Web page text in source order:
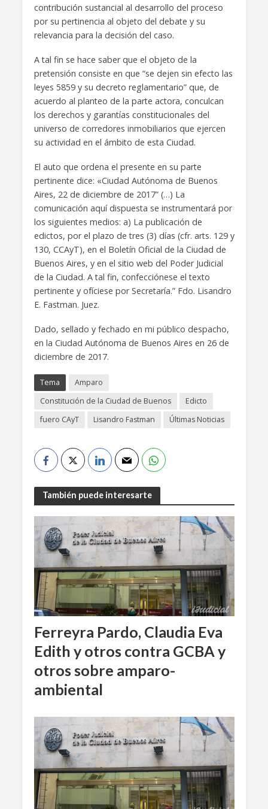
contribución sustancial al desarrollo del proceso
por su pertinencia al objeto del debate y su
relevancia para la decisión del caso.
A tal fin se hace saber que el objeto de la
pretensión consiste en que “se dejen sin efecto las
leyes 5859 y su decreto reglamentario” que, de
acuerdo al planteo de la parte actora, conculcan
los derechos y garantías constitucionales del
universo de corredores inmobiliarios que ejercen
su actividad en el ámbito de esta Ciudad.
El auto que ordena el presente en su parte
pertinente dice: «Ciudad Autónoma de Buenos
Aires, 22 de diciembre de 2017” (…) La
comunicación aquí dispuesta se instrumentará por
los siguientes medios: a) La publicación de
edictos, por el plazo de tres (3) días (cfr. arts. 129 y
130, CCAyT), en el Boletín Oficial de la Ciudad de
Buenos Aires, y en el sitio web del Poder Judicial
de la Ciudad. A tal fin, confecciónese el texto
pertinente y ofíciese por Secretaría.” Fdo. Lisandro
E. Fastman. Juez.
Dado, sellado y fechado en mi público despacho,
en la Ciudad Autónoma de Buenos Aires en 26 de
diciembre de 2017.
Tema
Amparo
Constitución de la Ciudad de Buenos
Edicto
fuero CAyT
Lisandro Fastman Últimas Noticias
También puede interesarte
Ferreyra Pardo, Claudia Eva
Edith y otros contra GCBA y
otros sobre amparo-
ambiental